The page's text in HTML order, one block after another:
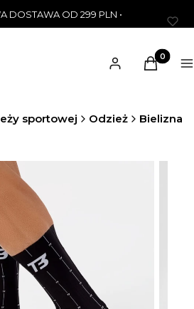
DOSTAWA OD 299 PLN •
Zaloguj sięProdukty
Koszyk
sportowej Odzież Bielizna